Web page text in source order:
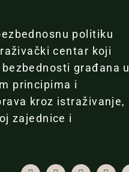
politiku
centar koji
građana u
principima i
kroz istraživanje,
zajednice i